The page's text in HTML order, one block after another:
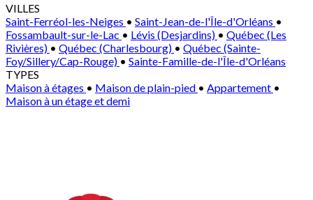
VILLES
Saint-Ferréol-les-Neiges • Saint-Jean-de-l'Île-d'Orléans •
Fossambault-sur-le-Lac • Lévis (Desjardins) • Québec (Les
Rivières) • Québec (Charlesbourg) • Québec (Sainte-
Foy/Sillery/Cap-Rouge) • Sainte-Famille-de-l'Île-d'Orléans
TYPES
Maison à étages • Maison de plain-pied • Appartement •
Maison à un étage et demi